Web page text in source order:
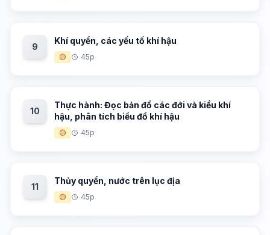
9
Khí quyển, các yếu tố khí hậu
🟡 45p
10
Thực hành: Đọc bản đồ các đới và kiểu khí
hậu, phân tích biểu đồ khí hậu
🟡 45p
11
Thủy quyển, nước trên lục địa
🟡 45p